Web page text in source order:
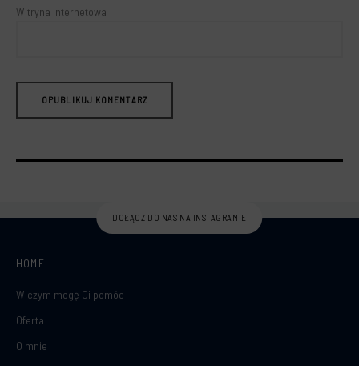
Witryna internetowa
DOŁĄCZ DO NAS NA INSTAGRAMIE
HOME
W czym mogę Ci pomóc
Oferta
O mnie